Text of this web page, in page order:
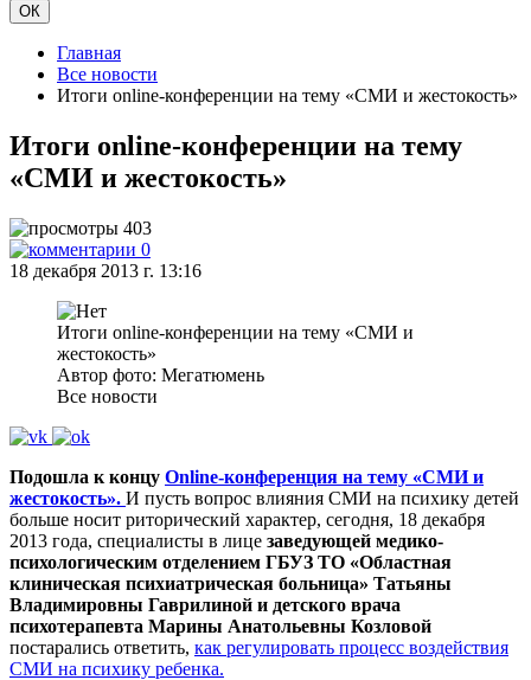
ОК
Главная
Все новости
Итоги оnline-конференции на тему «СМИ и жестокость»
Итоги оnline-конференции на тему
«СМИ и жестокость»
403
0
18 декабря 2013 г. 13:16
Итоги оnline-конференции на тему «СМИ и
жестокость»
Автор фото: Мегатюмень
Все новости
Подошла к концу Оnline-конференция на тему «СМИ и
жестокость». И пусть вопрос влияния СМИ на психику детей
больше носит риторический характер, сегодня, 18 декабря
2013 года, специалисты в лице заведующей медико-
психологическим отделением ГБУЗ ТО «Областная
клиническая психиатрическая больница» Татьяны
Владимировны Гаврилиной и детского врача
психотерапевта Марины Анатольевны Козловой
постарались ответить, как регулировать процесс воздействия
СМИ на психику ребенка.